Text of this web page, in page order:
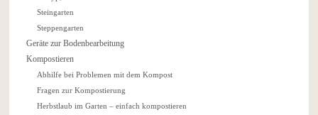
Steingarten
Steppengarten
Geräte zur Bodenbearbeitung
Kompostieren
Abhilfe bei Problemen mit dem Kompost
Fragen zur Kompostierung
Herbstlaub im Garten – einfach kompostieren